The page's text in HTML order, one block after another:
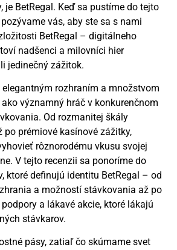
je BetRegal. Keď sa pustíme do tejto
vás, aby ste sa s nami
BetRegal – digitálneho
nadšenci a milovníci hier
jedinečný zážitok.
elegantným rozhraním a množstvom
významný hráč v konkurenčnom
Od rozmanitej škály
po prémiové kasínové zážitky,
rôznorodému vkusu svojej
V tejto recenzii sa ponoríme do
ktoré definujú identitu BetRegal – od
a možností stávkovania až po
a lákavé akcie, ktoré lákajú
stávkarov.
pásy, zatiaľ čo skúmame svet